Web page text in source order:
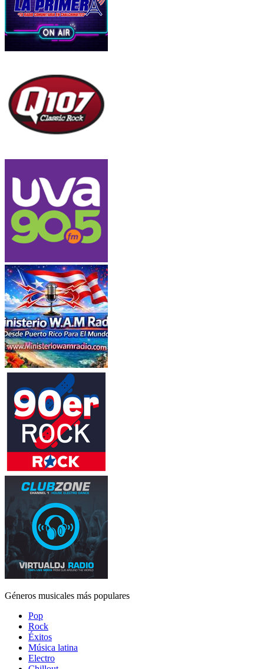
Géneros musicales más populares
Pop
Rock
Éxitos
Música latina
Electro